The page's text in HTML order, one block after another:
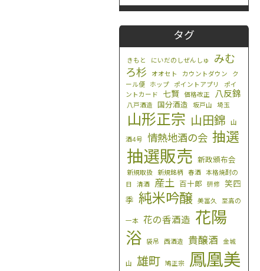
タグ
きもと にいだのしぜんしゅ
みむ
ろ杉
オオセト カウントダウン
ク
ール便
ホップ ポイントアプリ
ポイ
ントカード
七賢 価格改正 八反錦
八戸酒造 国分酒造 坂戸山 埼玉
山形正宗 山田錦 山
酒4号 情熱地酒の会 抽選
抽選販売 新政頒布会
新規取扱 新規銘柄 春酒
本格焼酎の
日
清酒 産土 百十郎 研修
笑四
季 純米吟醸 美冨久 至高の
一本 花の香酒造 花陽
浴
袋吊 西酒造 貴醸酒 金城
山 雄町 鳩正宗
鳳凰美